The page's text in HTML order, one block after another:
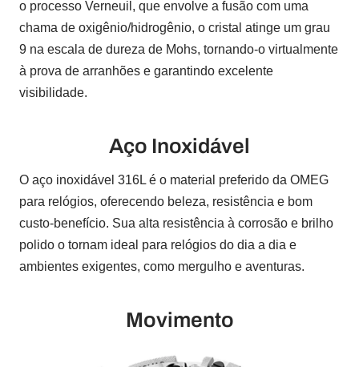
o processo Verneuil, que envolve a fusão com uma
chama de oxigênio/hidrogênio, o cristal atinge um grau
9 na escala de dureza de Mohs, tornando-o virtualmente
à prova de arranhões e garantindo excelente
visibilidade.
Aço Inoxidável
O aço inoxidável 316L é o material preferido da OMEG
para relógios, oferecendo beleza, resistência e bom
custo-benefício. Sua alta resistência à corrosão e brilho
polido o tornam ideal para relógios do dia a dia e
ambientes exigentes, como mergulho e aventuras.
Movimento